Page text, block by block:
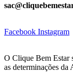
Facebook Instagram
O Clique Bem Estar
as determinações